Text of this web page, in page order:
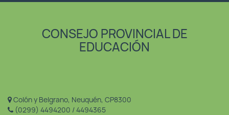
CONSEJO PROVINCIAL DE
EDUCACIÓN
Colón y Belgrano, Neuquén, CP8300
(0299) 4494200 / 4494365